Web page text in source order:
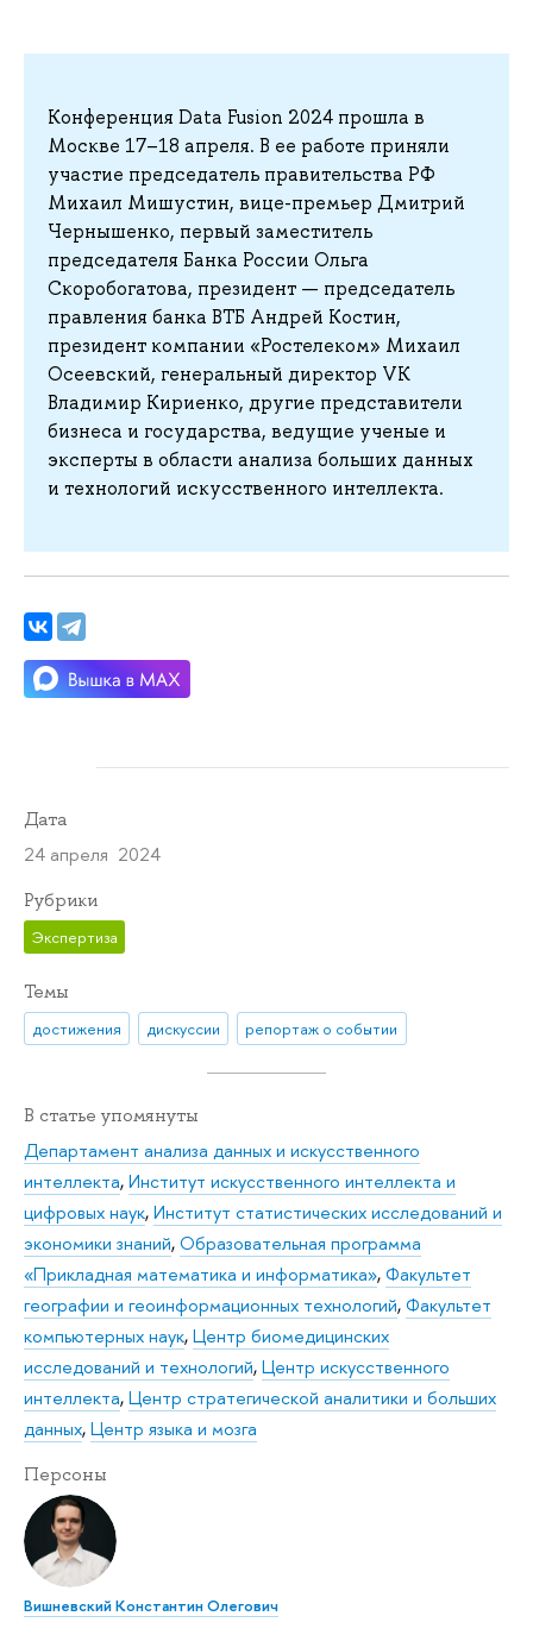
Конференция Data Fusion 2024 прошла в
Москве 17–18 апреля. В ее работе приняли
участие председатель правительства РФ
Михаил Мишустин, вице-премьер Дмитрий
Чернышенко, первый заместитель
председателя Банка России Ольга
Скоробогатова, президент — председатель
правления банка ВТБ Андрей Костин,
президент компании «Ростелеком» Михаил
Осеевский, генеральный директор VK
Владимир Кириенко, другие представители
бизнеса и государства, ведущие ученые и
эксперты в области анализа больших данных
и технологий искусственного интеллекта.
Дата
24 апреля 2024
Рубрики
Экспертиза
Темы
достижения дискуссии репортаж о событии
В статье упомянуты
Департамент анализа данных и искусственного
интеллекта,Институт искусственного интеллекта и
цифровых наук,Институт статистических исследований и
экономики знаний,Образовательная программа
«Прикладная математика и информатика»,Факультет
географии и геоинформационных технологий,Факультет
компьютерных наук,Центр биомедицинских
исследований и технологий,Центр искусственного
интеллекта,Центр стратегической аналитики и больших
данных,Центр языка и мозга
Персоны
Вишневский Константин Олегович